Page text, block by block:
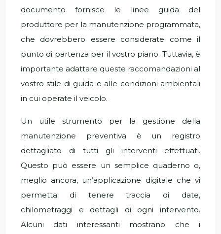
documento fornisce le linee guida del
produttore per la manutenzione programmata,
che dovrebbero essere considerate come il
punto di partenza per il vostro piano. Tuttavia, è
importante adattare queste raccomandazioni al
vostro stile di guida e alle condizioni ambientali
in cui operate il veicolo.
Un utile strumento per la gestione della
manutenzione preventiva è un registro
dettagliato di tutti gli interventi effettuati.
Questo può essere un semplice quaderno o,
meglio ancora, un’applicazione digitale che vi
permetta di tenere traccia di date,
chilometraggi e dettagli di ogni intervento.
Alcuni dati interessanti mostrano che i